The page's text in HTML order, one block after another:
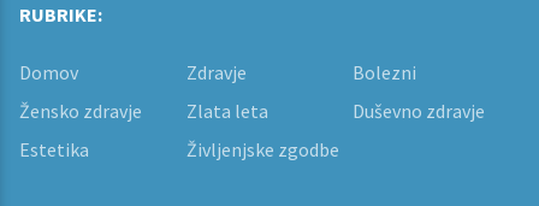
RUBRIKE:
Domov Zdravje
Bolezni
Žensko zdravje
Zlata leta
Duševno zdravje
Estetika
Življenjske zgodbe